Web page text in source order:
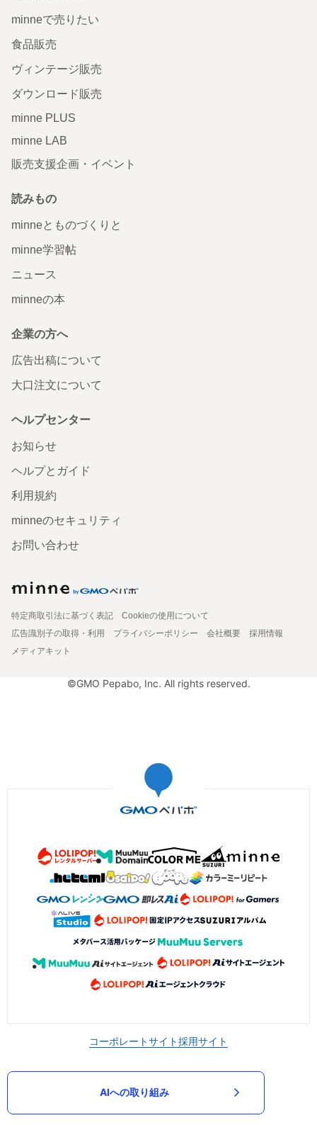
minneで売りたい
食品販売
ヴィンテージ販売
ダウンロード販売
minne PLUS
minne LAB
販売支援企画・イベント
読みもの
minneとものづくりと
minne学習帖
ニュース
minneの本
企業の方へ
広告出稿について
大口注文について
ヘルプセンター
お知らせ
ヘルプとガイド
利用規約
minneのセキュリティ
お問い合わせ
特定商取引法に基づく表記
Cookieの使用について
広告識別子の取得・利用
プライバシーポリシー 会社概要
採用情報
メディアキット
©GMO Pepabo, Inc. All rights reserved.
コーポレートサイト採用サイト
AIへの取り組み